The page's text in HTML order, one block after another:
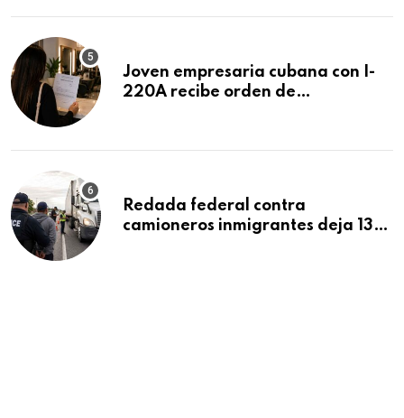
Joven empresaria cubana con I-
220A recibe orden de
Redada federal contra
camioneros inmigrantes deja 137